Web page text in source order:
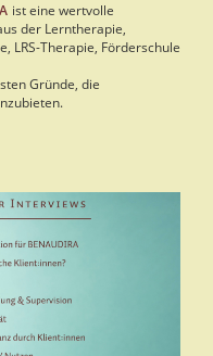
ist eine wertvolle
der Lerntherapie,
LRS-Therapie, Förderschule
Gründe, die